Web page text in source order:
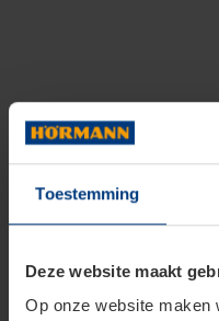
Toestemming
Deze website maakt
Op onze website maken